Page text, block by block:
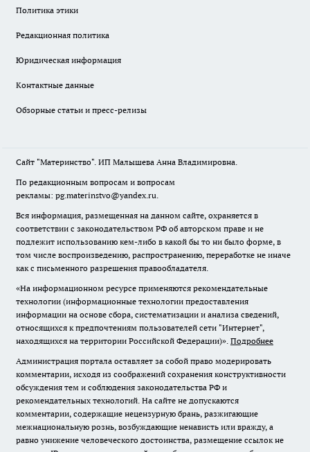
Политика этики
Редакционная политика
Юридическая информация
Контактные данные
Обзорные статьи и пресс-релизы
Сайт "Материнство". ИП Малышева Анна Владимировна.
По редакционным вопросам и вопросам
рекламы: pg.materinstvo@yandex.ru.
Вся информация, размещенная на данном сайте, охраняется в
соответствии с законодательством РФ об авторском праве и не
подлежит использованию кем-либо в какой бы то ни было форме, в
том числе воспроизведению, распространению, переработке не иначе
как с письменного разрешения правообладателя.
«На информационном ресурсе применяются рекомендательные
технологии (информационные технологии предоставления
информации на основе сбора, систематизации и анализа сведений,
относящихся к предпочтениям пользователей сети "Интернет",
находящихся на территории Российской Федерации)». Подробнее
Администрация портала оставляет за собой право модерировать
комментарии, исходя из соображений сохранения конструктивности
обсуждения тем и соблюдения законодательства РФ и
рекомендательных технологий. На сайте не допускаются
комментарии, содержащие нецензурную брань, разжигающие
межнациональную рознь, возбуждающие ненависть или вражду, а
равно унижение человеческого достоинства, размещение ссылок не